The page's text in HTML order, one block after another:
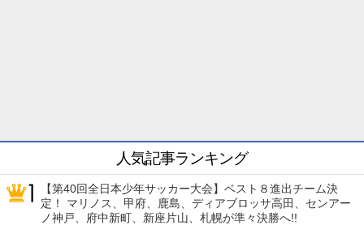
人気記事ランキング
【第40回全日本少年サッカー大会】ベスト８進出チーム決
定！ マリノス、甲府、鹿島、ディアブロッサ高田、センアー
ノ神戸、府中新町、新座片山、札幌が準々決勝へ!!